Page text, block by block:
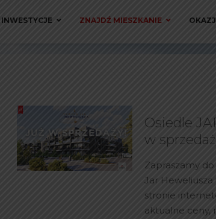
INWESTYCJE ZNAJDŹ MIESZKANIE
Osiedle
w
Zapraszamy
Jar
stronie
aktualne ceny,